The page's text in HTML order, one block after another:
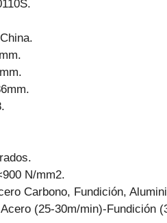
China.
N/mm2.
Carbono, Fundición,
Acero (25-30m/min)-Fundición